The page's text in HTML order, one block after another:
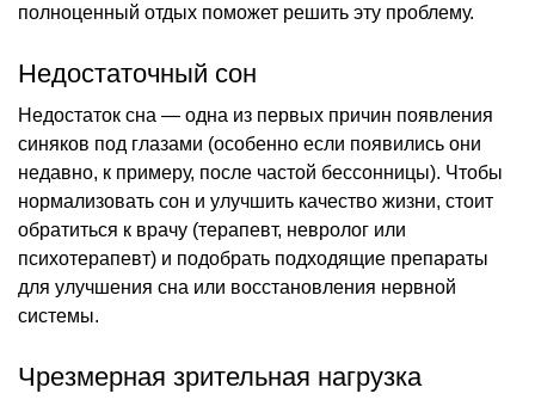
полноценный отдых поможет решить эту проблему.
Недостаточный сон
Недостаток сна — одна из первых причин появления
синяков под глазами (особенно если появились они
недавно, к примеру, после частой бессонницы). Чтобы
нормализовать сон и улучшить качество жизни, стоит
обратиться к врачу (терапевт, невролог или
психотерапевт) и подобрать подходящие препараты
для улучшения сна или восстановления нервной
системы.
Чрезмерная зрительная нагрузка